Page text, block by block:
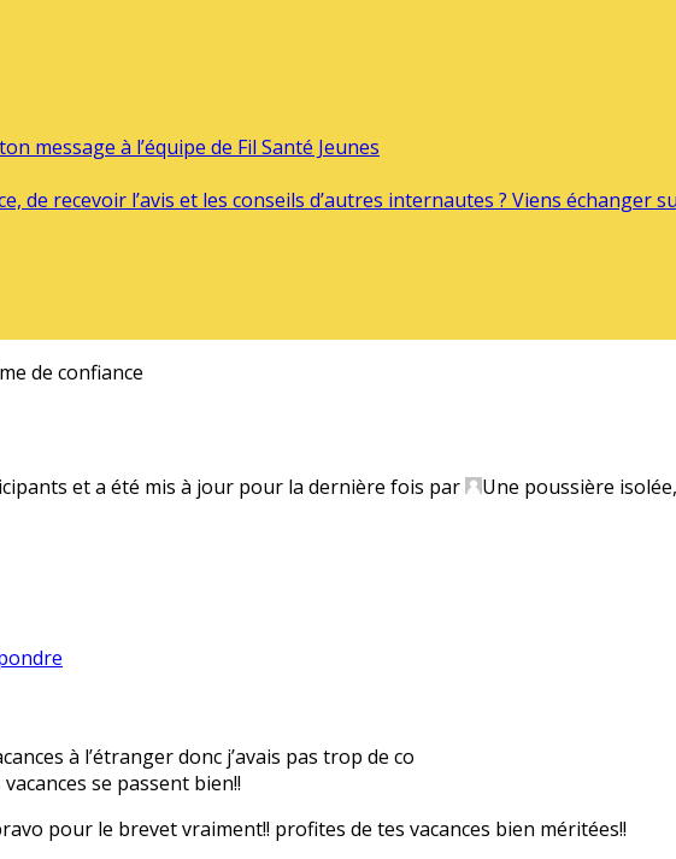
message à l’équipe de Fil Santé Jeunes
de recevoir l’avis et les conseils d’autres internautes ? Viens échanger
de confiance
et a été mis à jour pour la dernière fois par Une poussière isolée
à l’étranger donc j’avais pas trop de co
se passent bien!!
pour le brevet vraiment!! profites de tes vacances bien méritées!!